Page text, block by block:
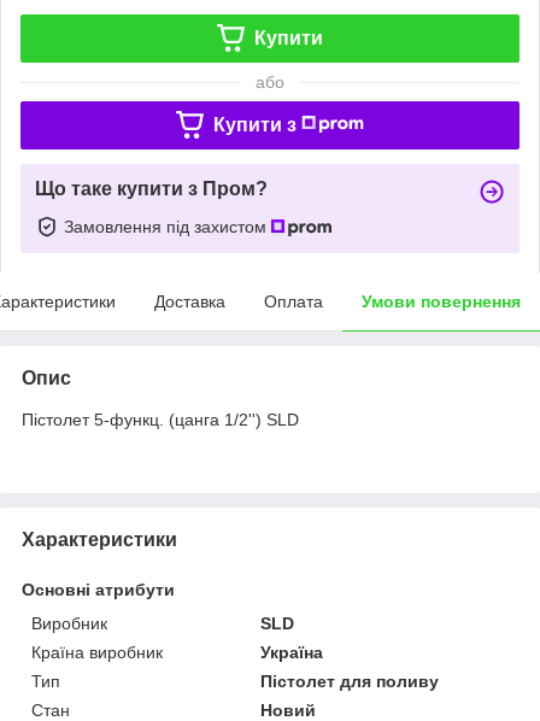
Купити
або
Купити з
Що таке купити з Пром?
Замовлення під захистом
Доставка Оплата Умови повернення
Опис
Пістолет 5-функц. (цанга 1/2'') SLD
Характеристики
Основні атрибути
Виробник
SLD
Країна виробник
Україна
Тип
Пістолет для поливу
Стан
Новий